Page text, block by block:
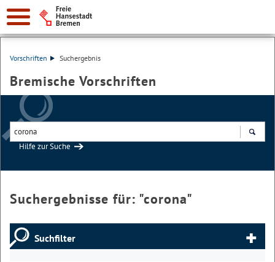
Vorschriften Suchergebnis
Bremische Vorschriften
Hilfe zur Suche
Suchergebnisse für: "corona"
Suchfilter